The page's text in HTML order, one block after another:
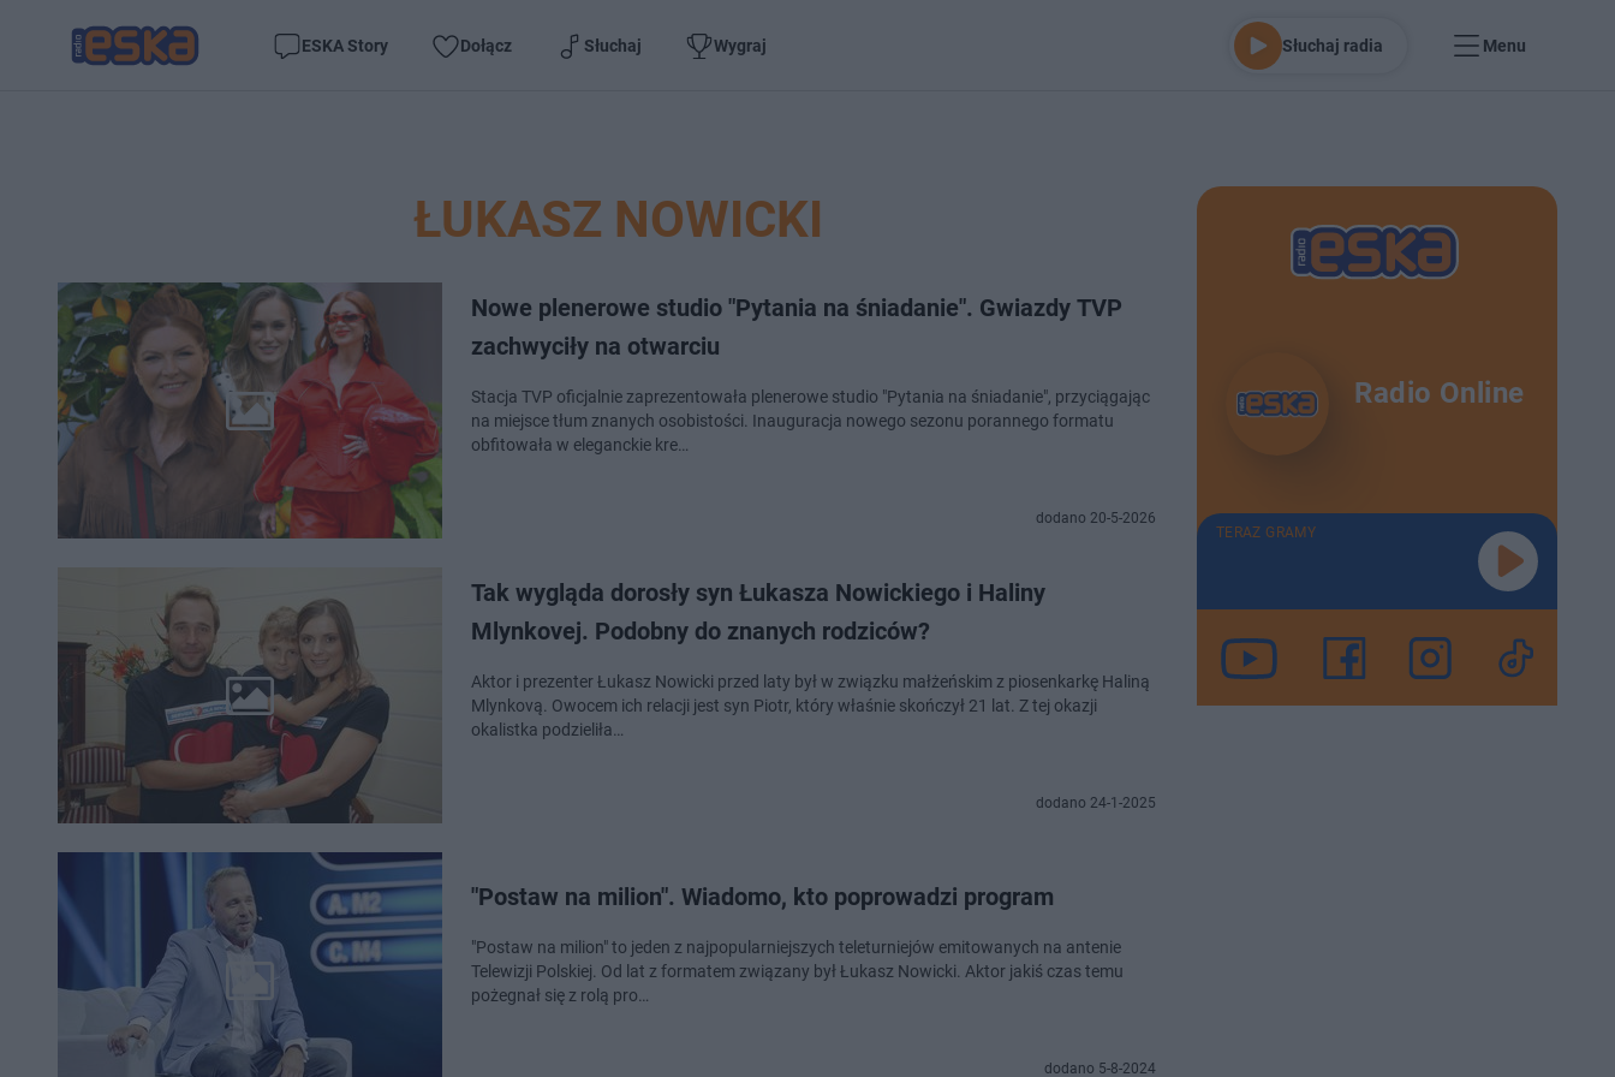
ESKA Story Dołącz Słuchaj Wygraj Słuchaj radia Menu
ŁUKASZ NOWICKI
Nowe plenerowe studio "Pytania na śniadanie". Gwiazdy TVP
zachwyciły na otwarciu
Stacja TVP oficjalnie zaprezentowała plenerowe studio "Pytania na śniadanie", przyciągając
na miejsce tłum znanych osobistości. Inauguracja nowego sezonu porannego formatu
obfitowała w eleganckie kre…
dodano 20-5-2026
Tak wygląda dorosły syn Łukasza Nowickiego i Haliny
Mlynkovej. Podobny do znanych rodziców?
Aktor i prezenter Łukasz Nowicki przed laty był w związku małżeńskim z piosenkarkę Haliną
Mlynkovą. Owocem ich relacji jest syn Piotr, który właśnie skończył 21 lat. Z tej okazji
okalistka podzieliła…
dodano 24-1-2025
"Postaw na milion". Wiadomo, kto poprowadzi program
"Postaw na milion" to jeden z najpopularniejszych teleturniejów emitowanych na antenie
Telewizji Polskiej. Od lat z formatem związany był Łukasz Nowicki. Aktor jakiś czas temu
pożegnał się z rolą pro…
dodano 5-8-2024
Radio Online
TERAZ GRAMY